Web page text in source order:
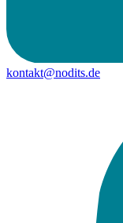
kontakt@nodits.de